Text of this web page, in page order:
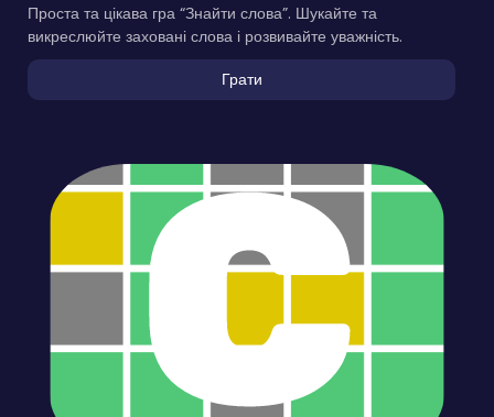
Проста та цікава гра “Знайти слова”. Шукайте та
викреслюйте заховані слова і розвивайте уважність.
Грати